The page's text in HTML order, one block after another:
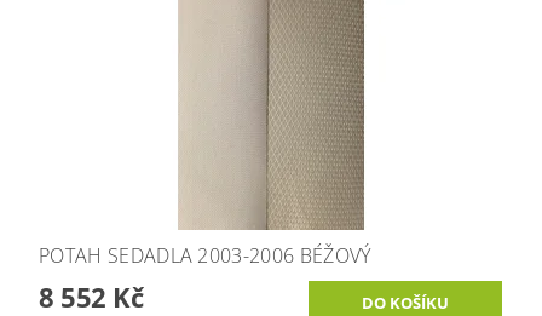
POTAH SEDADLA 2003-2006 BÉŽOVÝ
8 552 Kč